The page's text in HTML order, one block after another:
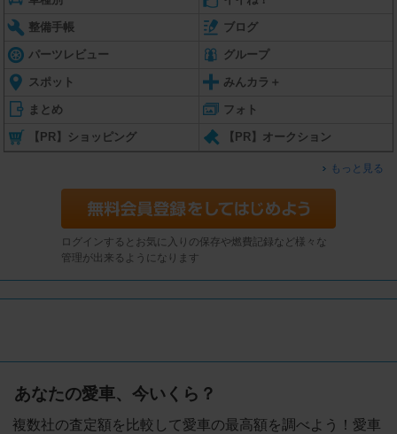
整備手帳 ブログ
パーツレビュー グループ
スポット みんカラ＋
まとめ フォト
【PR】ショッピング 【PR】オークション
もっと見る
ログインするとお気に入りの保存や燃費記録など様々な
管理が出来るようになります
あなたの愛車、今いくら？
複数社の査定額を比較して愛車の最高額を調べよう！愛車